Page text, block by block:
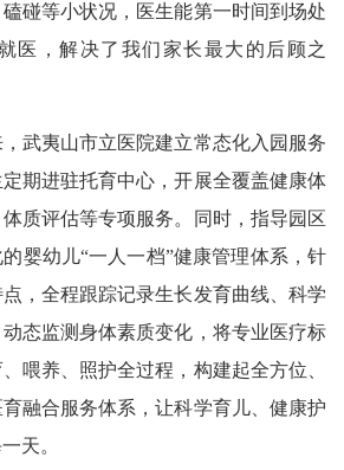
碰等小状况，医生能第一时间到场处
医，解决了我们家长最大的后顾之
夷山市立医院建立常态化入园服务
期进驻托育中心，开展全覆盖健康体
质评估等专项服务。同时，指导园区
婴幼儿“一人一档”健康管理体系，针
，全程跟踪记录生长发育曲线、科学
态监测身体素质变化，将专业医疗标
喂养、照护全过程，构建起全方位、
融合服务体系，让科学育儿、健康护
天。